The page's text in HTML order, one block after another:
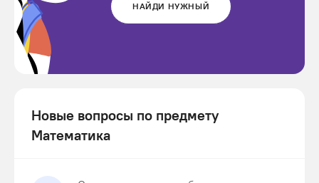
НАЙДИ НУЖНЫЙ
Новые вопросы по предмету
Математика